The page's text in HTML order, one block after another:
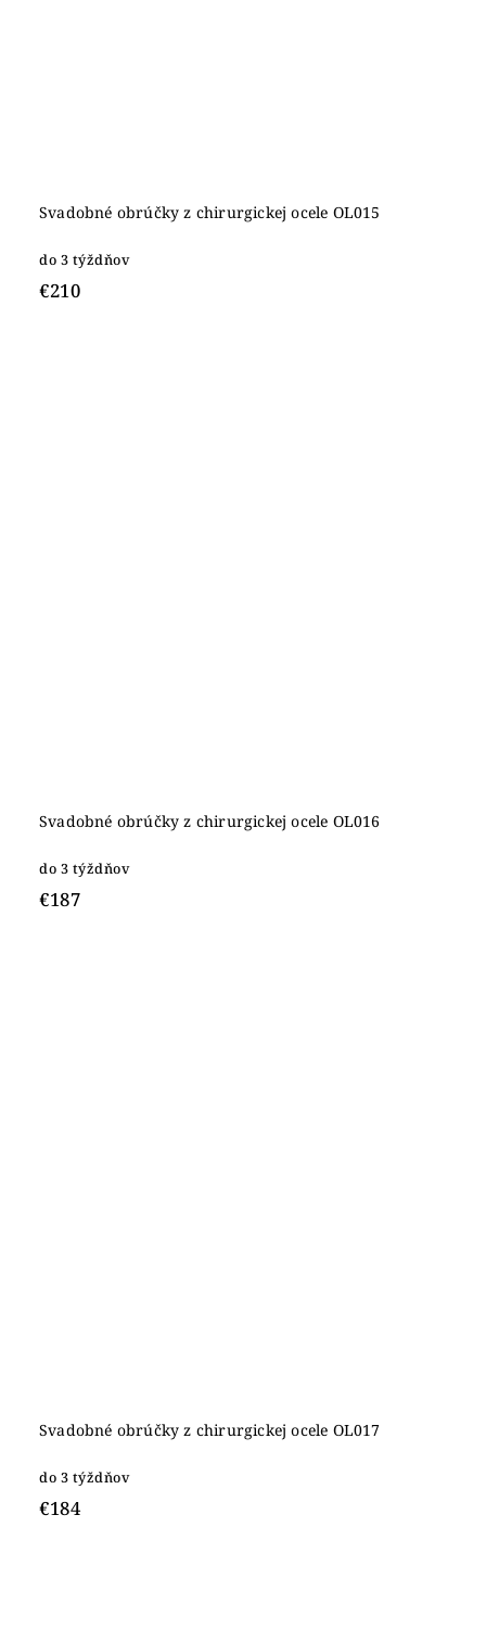
Svadobné obrúčky z chirurgickej ocele OL015
do 3 týždňov
€210
Svadobné obrúčky z chirurgickej ocele OL016
do 3 týždňov
€187
Svadobné obrúčky z chirurgickej ocele OL017
do 3 týždňov
€184